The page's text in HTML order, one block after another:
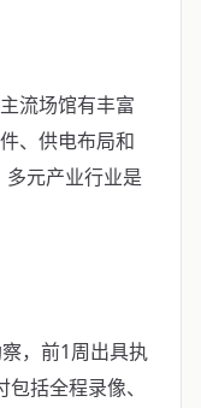
流场馆有丰富
、供电布局和
元产业行业是
，前1周出具执
括全程录像、